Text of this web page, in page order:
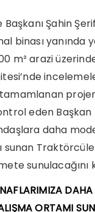
Başkanı Şahin
binası yanında
m² arazi
eden Başkan
daha
sunulacağını
ORTAMI